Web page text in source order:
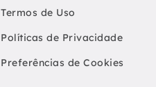
Termos de Uso
Políticas de Privacidade
Preferências de Cookies